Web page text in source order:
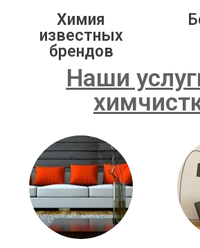
Химия
известных
брендов
Наши